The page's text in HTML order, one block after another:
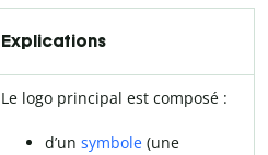
Explications
Le logo principal est composé :
d’un symbole (une